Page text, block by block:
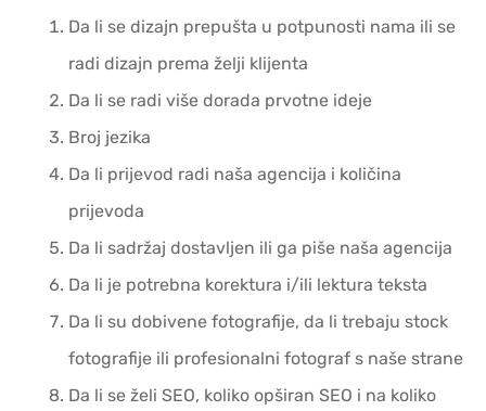
Da li se dizajn prepušta u potpunosti nama ili se
radi dizajn prema želji klijenta
Da li se radi više dorada prvotne ideje
Broj jezika
Da li prijevod radi naša agencija i količina
prijevoda
Da li sadržaj dostavljen ili ga piše naša agencija
Da li je potrebna korektura i/ili lektura teksta
Da li su dobivene fotografije, da li trebaju stock
fotografije ili profesionalni fotograf s naše strane
Da li se želi SEO, koliko opširan SEO i na koliko